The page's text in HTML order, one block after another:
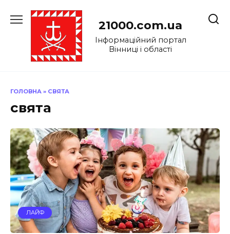
до
21000.com.ua
Інформаційний портал
Вінниці і області
ГОЛОВНА » СВЯТА
свята
ЛАЙФ